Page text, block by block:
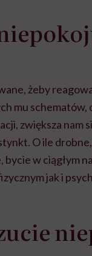
żeby
mu
zwiększa nam
O ile
bycie w ciągłym
jak i